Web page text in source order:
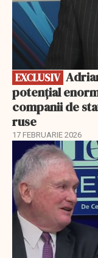
EXCLUSIV
potențial
companii de
ruse
17 FEBRUARIE 2026
EXCLUSIV